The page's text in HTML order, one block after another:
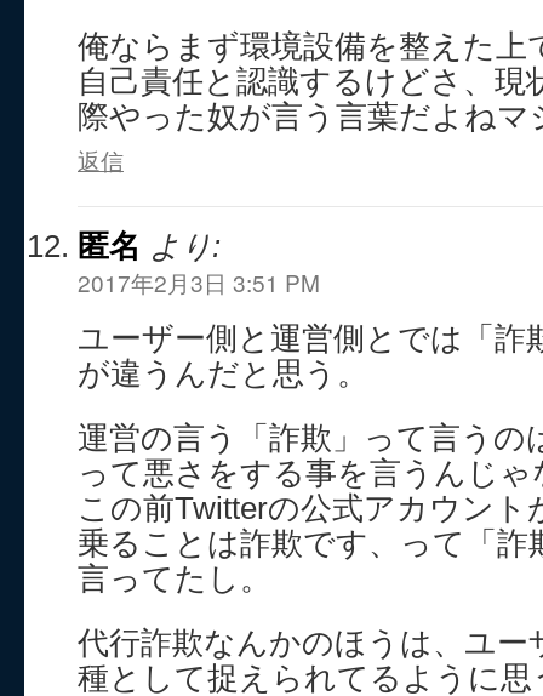
俺ならまず環境設備を整えた上
自己責任と認識するけどさ、現
際やった奴が言う言葉だよねマ
返信
匿名 より:
2017年2月3日 3:51 PM
ユーザー側と運営側とでは「詐
が違うんだと思う。
運営の言う「詐欺」って言うの
って悪さをする事を言うんじゃ
この前Twitterの公式アカウント
乗ることは詐欺です、って「詐
言ってたし。
代行詐欺なんかのほうは、ユー
種として捉えられてるように思